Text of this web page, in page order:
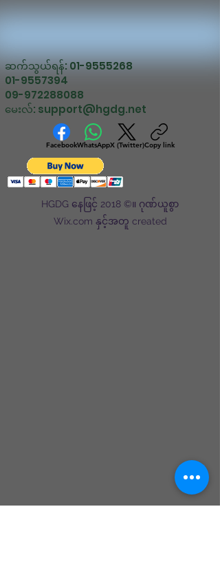
ဆက်သွယ်ရန်:01-9555268
01-9557394
09-972288088
မေးလ်: support@hgdg.net
FacebookWhatsAppX (Twitter)Copy link
HGDG နေဖြင့် 2018 ©။ ဂုဏ်ယူစွာ
Wix.com နှင့်အတူ created